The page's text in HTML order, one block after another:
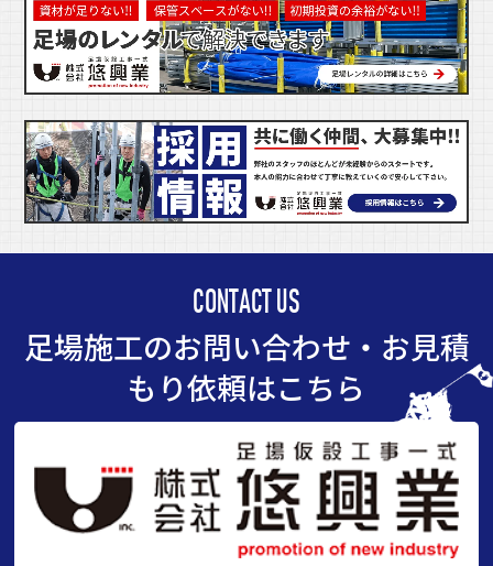
CONTACT US
足場施工のお問い合わせ・お見積
もり依頼はこちら